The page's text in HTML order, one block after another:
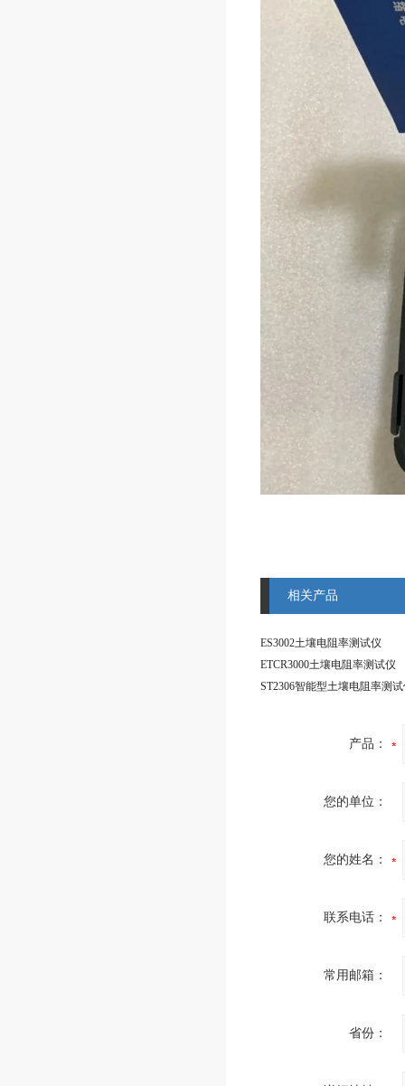
相关产品
ES3002土壤电阻率测试仪
ETCR3000土壤电阻率测试仪
ST2306智能型土壤电阻率测
产品：
您的单位：
您的姓名：
联系电话：
常用邮箱：
省份：